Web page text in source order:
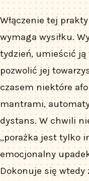
Włączenie tej
wymaga wysiłku.
tydzień, umieścić
pozwolić jej
czasem niektóre
mantrami,
dystans. W chwili
„porażka jest tylko
emocjonalny
Dokonuje się wtedy